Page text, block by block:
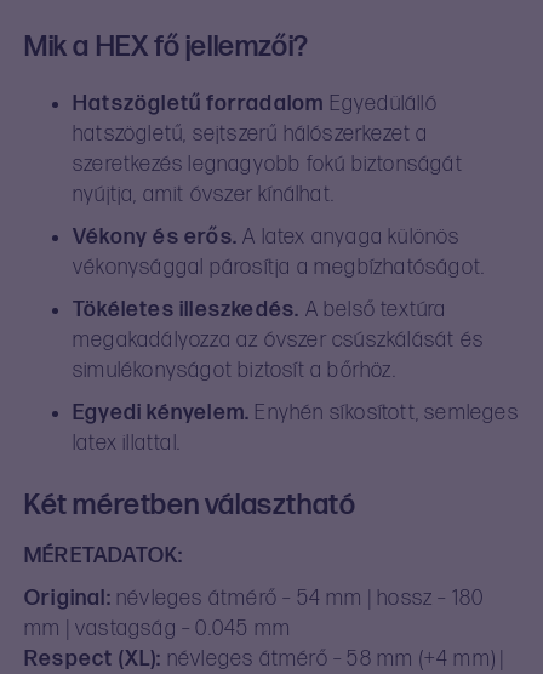
Mik a HEX fő jellemzői?
Hatszögletű forradalom Egyedülálló
hatszögletű, sejtszerű hálószerkezet a
szeretkezés legnagyobb fokú biztonságát
nyújtja, amit óvszer kínálhat.
Vékony és erős. A latex anyaga különös
vékonysággal párosítja a megbízhatóságot.
Tökéletes illeszkedés. A belső textúra
megakadályozza az óvszer csúszkálását és
simulékonyságot biztosít a bőrhöz.
Egyedi kényelem. Enyhén síkosított, semleges
latex illattal.
Két méretben választható
MÉRETADATOK:
Original: névleges átmérő – 54 mm | hossz – 180
mm | vastagság – 0.045 mm
Respect (XL): névleges átmérő – 58 mm (+4 mm) |